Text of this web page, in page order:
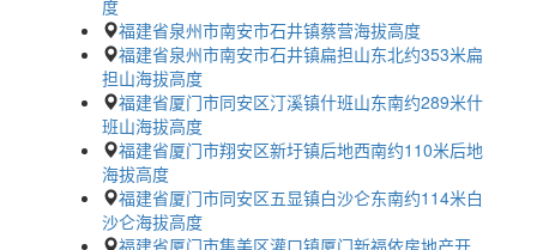
度
福建省泉州市南安市石井镇蔡营海拔高度
福建省泉州市南安市石井镇扁担山东北约353米扁
担山海拔高度
福建省厦门市同安区汀溪镇什班山东南约289米什
班山海拔高度
福建省厦门市翔安区新圩镇后地西南约110米后地
海拔高度
福建省厦门市同安区五显镇白沙仑东南约114米白
沙仑海拔高度
福建省厦门市集美区灌口镇厦门新福依房地产开